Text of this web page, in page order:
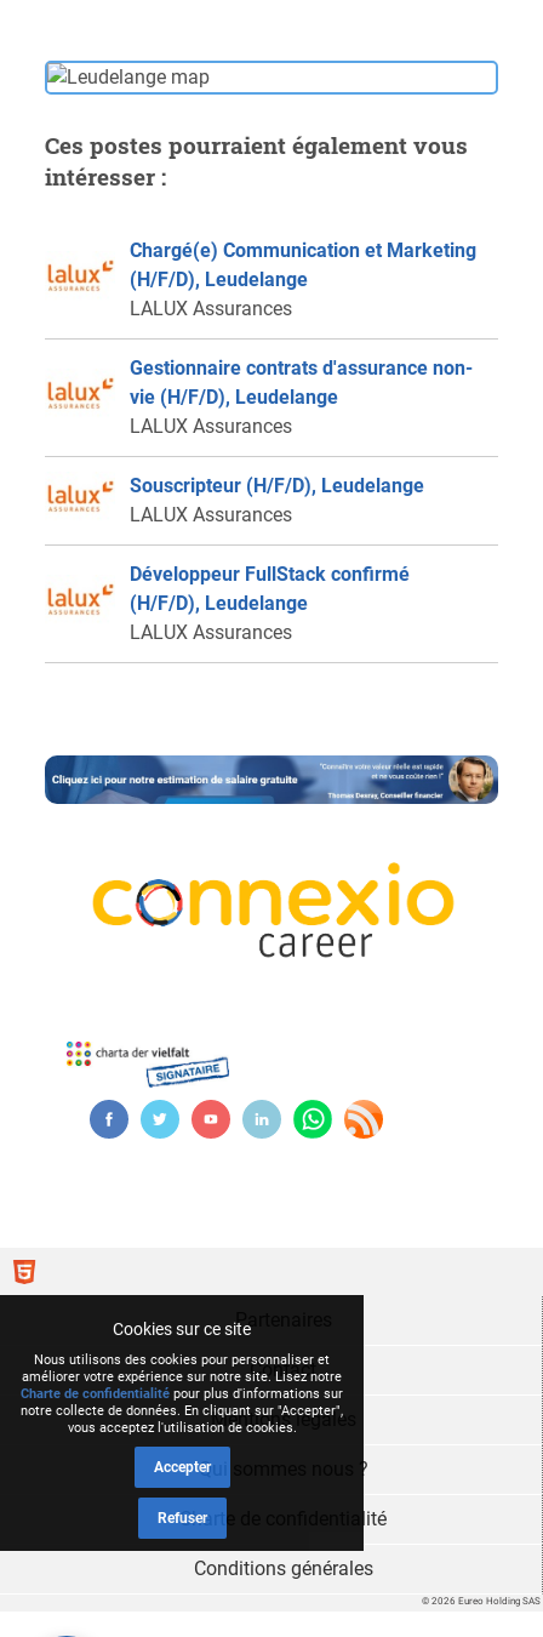
Ces postes pourraient également vous
intéresser :
Chargé(e) Communication et Marketing
(H/F/D), Leudelange
LALUX Assurances
Gestionnaire contrats d'assurance non-
vie (H/F/D), Leudelange
LALUX Assurances
Souscripteur (H/F/D), Leudelange
LALUX Assurances
Développeur FullStack confirmé
(H/F/D), Leudelange
LALUX Assurances
Cookies sur ce site
Nous utilisons des cookies pour personnaliser et
améliorer votre expérience sur notre site. Lisez notre
Charte de confidentialité pour plus d'informations sur
notre collecte de données. En cliquant sur "Accepter",
vous acceptez l'utilisation de cookies.
Accepter
Refuser
© 2026 Eureo Holding SAS
Partenaires
Contact
Mentions légales
Qui sommes nous ?
Charte de confidentialité
Conditions générales